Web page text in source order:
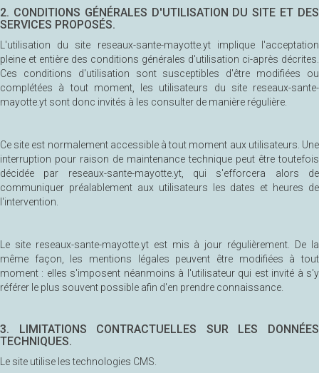
2. CONDITIONS GÉNÉRALES D'UTILISATION DU SITE ET DES
SERVICES PROPOSÉS.
L'utilisation du site reseaux-sante-mayotte.yt implique l'acceptation
pleine et entière des conditions générales d'utilisation ci-après décrites.
Ces conditions d'utilisation sont susceptibles d'être modifiées ou
complétées à tout moment, les utilisateurs du site reseaux-sante-
mayotte.yt sont donc invités à les consulter de manière régulière.
Ce site est normalement accessible à tout moment aux utilisateurs. Une
interruption pour raison de maintenance technique peut être toutefois
décidée par reseaux-sante-mayotte.yt, qui s'efforcera alors de
communiquer préalablement aux utilisateurs les dates et heures de
l'intervention.
Le site reseaux-sante-mayotte.yt est mis à jour régulièrement. De la
même façon, les mentions légales peuvent être modifiées à tout
moment : elles s'imposent néanmoins à l'utilisateur qui est invité à s'y
référer le plus souvent possible afin d'en prendre connaissance.
3. LIMITATIONS CONTRACTUELLES SUR LES DONNÉES
TECHNIQUES.
Le site utilise les technologies CMS.